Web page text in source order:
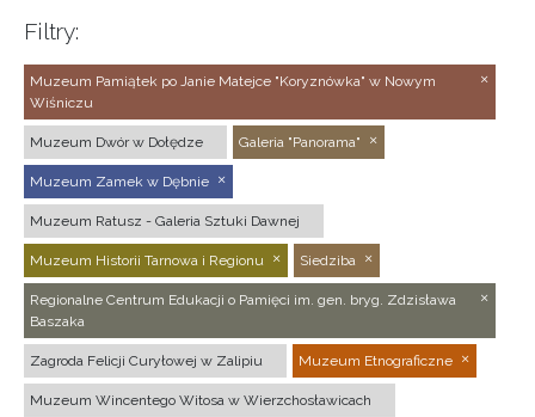
Filtry:
Muzeum Pamiątek po Janie Matejce "Koryznówka" w Nowym
Wiśniczu
Muzeum Dwór w Dołędze Galeria "Panorama"
Muzeum Zamek w Dębnie
Muzeum Ratusz - Galeria Sztuki Dawnej
Muzeum Historii Tarnowa i Regionu Siedziba
Regionalne Centrum Edukacji o Pamięci im. gen. bryg. Zdzisława
Baszaka
Zagroda Felicji Curyłowej w Zalipiu Muzeum Etnograficzne
Muzeum Wincentego Witosa w Wierzchosławicach